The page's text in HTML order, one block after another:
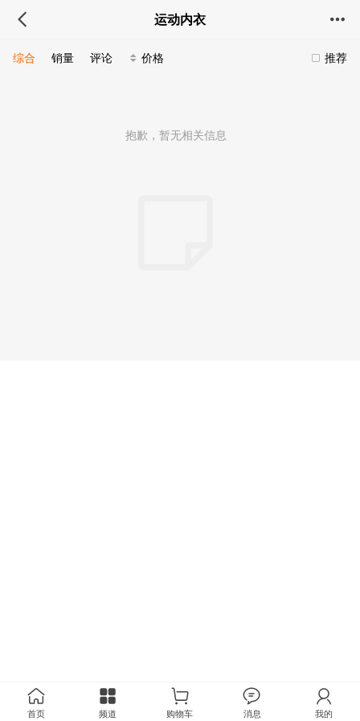
运动内衣
推荐
综合 销量 评论 价格
抱歉，暂无相关信息
首页 频道 购物车 消息 我的